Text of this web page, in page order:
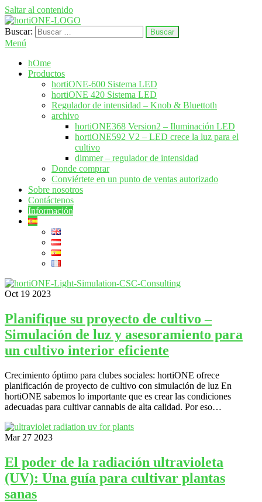
Saltar al contenido
hortione.com
LED crecer sistema de iluminación
Buscar:
Menú
hOme
Productos
hortiONE-600 Sistema LED
hortiONE 420 Sistema LED
Regulador de intensidad – Knob & Bluettoth
archivo
hortiONE368 Version2 – Iluminación LED
hortiONE592 V2 – LED crece la luz para el
cultivo
dimmer – regulador de intensidad
Donde comprar
Conviértete en un punto de ventas autorizado
Sobre nosotros
Contáctenos
Información
Oct 19 2023
Planifique su proyecto de cultivo –
Simulación de luz y asesoramiento para
un cultivo interior eficiente
Crecimiento óptimo para clubes sociales: hortiONE ofrece
planificación de proyecto de cultivo con simulación de luz En
hortiONE sabemos lo importante que es crear las condiciones
adecuadas para cultivar cannabis de alta calidad. Por eso…
Mar 27 2023
El poder de la radiación ultravioleta
(UV): Una guía para cultivar plantas
sanas